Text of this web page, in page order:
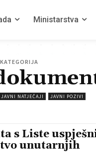
Ministarstva
KATEGORIJA
JAVNI NATJEČAJI JAVNI POZIVI
s Liste
unutarnjih